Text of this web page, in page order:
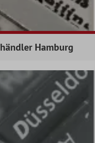
Hamburg